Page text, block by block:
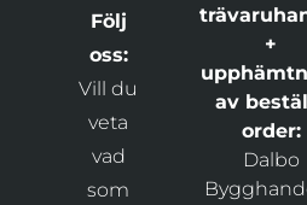
Följ
oss:
Vill du
veta
vad
som
+
av
order:
Dalbo